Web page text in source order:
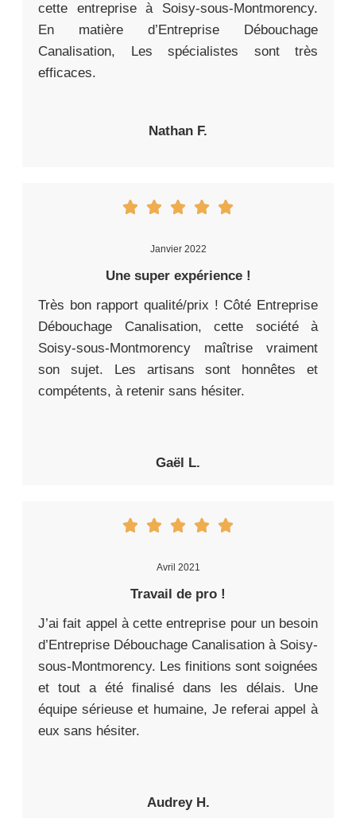
cette entreprise à Soisy-sous-Montmorency.
En matière d’Entreprise Débouchage
Canalisation, Les spécialistes sont très
efficaces.
Nathan F.
Janvier 2022
Une super expérience !
Très bon rapport qualité/prix ! Côté Entreprise
Débouchage Canalisation, cette société à
Soisy-sous-Montmorency maîtrise vraiment
son sujet. Les artisans sont honnêtes et
compétents, à retenir sans hésiter.
Gaël L.
Avril 2021
Travail de pro !
J’ai fait appel à cette entreprise pour un besoin
d’Entreprise Débouchage Canalisation à Soisy-
sous-Montmorency. Les finitions sont soignées
et tout a été finalisé dans les délais. Une
équipe sérieuse et humaine, Je referai appel à
eux sans hésiter.
Audrey H.